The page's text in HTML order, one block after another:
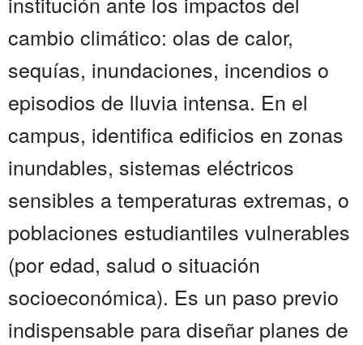
cambio climático: olas de calor,
sequías, inundaciones, incendios o
episodios de lluvia intensa. En el
campus, identifica edificios en zonas
inundables, sistemas eléctricos
sensibles a temperaturas extremas, o
poblaciones estudiantiles vulnerables
(por edad, salud o situación
socioeconómica). Es un paso previo
indispensable para diseñar planes de